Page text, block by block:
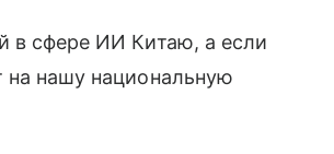
в сфере ИИ Китаю, а если
на нашу национальную